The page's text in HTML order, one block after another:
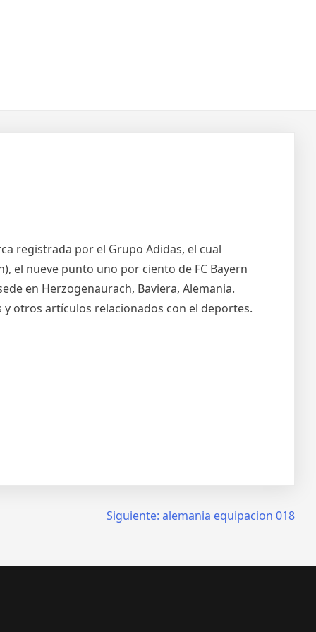
registrada por el Grupo Adidas, el cual
el nueve punto uno por ciento de FC Bayern
en Herzogenaurach, Baviera, Alemania.
otros artículos relacionados con el deportes.
Siguiente: alemania equipacion 018